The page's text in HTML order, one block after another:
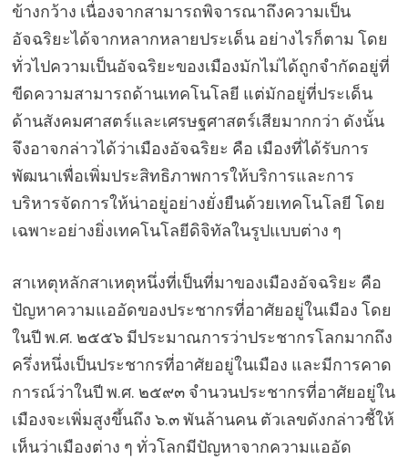
ข้างกว้าง เนื่องจากสามารถพิจารณาถึงความเป็น
อัจฉริยะได้จากหลากหลายประเด็น อย่างไรก็ตาม โดย
ทั่วไปความเป็นอัจฉริยะของเมืองมักไม่ได้ถูกจำกัดอยู่ที่
ขีดความสามารถด้านเทคโนโลยี แต่มักอยู่ที่ประเด็น
ด้านสังคมศาสตร์และเศรษฐศาสตร์เสียมากกว่า ดังนั้น
จึงอาจกล่าวได้ว่าเมืองอัจฉริยะ คือ เมืองที่ได้รับการ
พัฒนาเพื่อเพิ่มประสิทธิภาพการให้บริการและการ
บริหารจัดการให้น่าอยู่อย่างยั่งยืนด้วยเทคโนโลยี โดย
เฉพาะอย่างยิ่งเทคโนโลยีดิจิทัลในรูปแบบต่าง ๆ
สาเหตุหลักสาเหตุหนึ่งที่เป็นที่มาของเมืองอัจฉริยะ คือ
ปัญหาความแออัดของประชากรที่อาศัยอยู่ในเมือง โดย
ในปี พ.ศ. ๒๕๕๖ มีประมาณการว่าประชากรโลกมากถึง
ครึ่งหนึ่งเป็นประชากรที่อาศัยอยู่ในเมือง และมีการคาด
การณ์ว่าในปี พ.ศ. ๒๕๙๓ จำนวนประชากรที่อาศัยอยู่ใน
เมืองจะเพิ่มสูงขึ้นถึง ๖.๓ พันล้านคน ตัวเลขดังกล่าวชี้ให้
เห็นว่าเมืองต่าง ๆ ทั่วโลกมีปัญหาจากความแออัด